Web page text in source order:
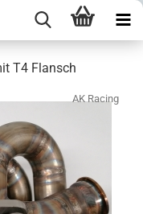
T4 Flansch
AK Racing